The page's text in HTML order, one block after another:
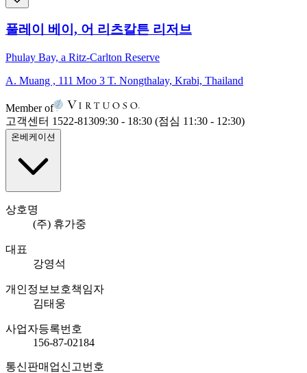
풀레이 베이, 어 리츠칼튼 리저브
Phulay Bay, a Ritz-Carlton Reserve
A. Muang , 111 Moo 3 T. Nongthalay, Krabi, Thailand
Member of
고객센터 1522-81309:30 - 18:30 (점심 11:30 - 12:30)
온베케이션
상호명
(주) 휴가중
대표
강영석
개인정보보호책임자
김태웅
사업자등록번호
156-87-02184
통신판매업신고번호